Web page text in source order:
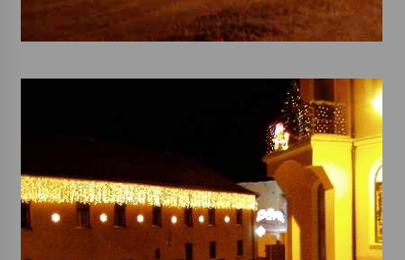
30. 6. 2026